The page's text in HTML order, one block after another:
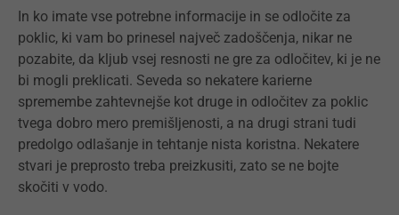
In ko imate vse potrebne informacije in se odločite za
poklic, ki vam bo prinesel največ zadoščenja, nikar ne
pozabite, da kljub vsej resnosti ne gre za odločitev, ki je ne
bi mogli preklicati. Seveda so nekatere karierne
spremembe zahtevnejše kot druge in odločitev za poklic
tvega dobro mero premišljenosti, a na drugi strani tudi
predolgo odlašanje in tehtanje nista koristna. Nekatere
stvari je preprosto treba preizkusiti, zato se ne bojte
skočiti v vodo.